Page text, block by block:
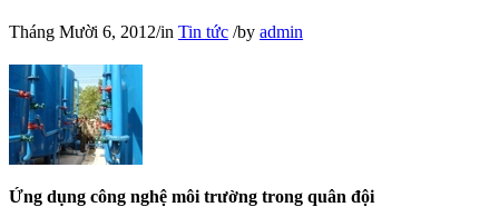
Tháng Mười 6, 2012/in Tin tức /by admin
Ứng dụng công nghệ môi trường trong quân đội